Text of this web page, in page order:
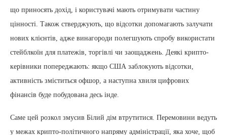
що приносять дохід, і користувачі мають отримувати частину
цінності. Також стверджують, що відсотки допомагають залучати
нових клієнтів, адже винагороди полегшують спробу використати
стейблкоїн для платежів, торгівлі чи заощаджень. Деякі крипто-
керівники попереджають: якщо США заблокують відсотки,
активність зміститься офшор, а наступна хвиля цифрових
фінансів буде побудована десь інде.
Саме цей розкол змусив Білий дім втрутитися. Перемовини ведуть
у межах крипто-політичного напряму адміністрації, яка хоче, щоб